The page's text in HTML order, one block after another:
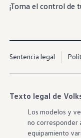
¡Toma el control de
Sentencia legal
Texto legal de
Los modelos y
no corresponder
equipamiento